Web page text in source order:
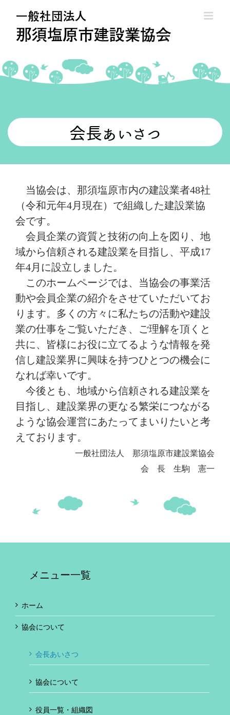
content
会長あいさつ
当協会は、那須塩原市内の建設業者48社
（令和元年4月現在）で組織した建設業協
会です。
会員企業の資質と技術の向上を図り、地
域から信頼される建設業を目指し、平成17
年4月に設立しました。
このホームページでは、当協会の事業活
動や会員企業の紹介をさせていただいてお
ります。多くの方々に私たちの活動や建設
業の仕事をご覧いただき、ご理解を頂くと
共に、皆様にお役に立てるような情報を発
信し建設業界に興味を持つひとつの機会に
なれば幸いです。
今後とも、地域から信頼される建設業を
目指し、建設業界の更なる繁栄につながる
ような協会運営にあたってまいりたいと考
えております。
一般社団法人 那須塩原市建設業協会
会 長 生駒 憲一
メニュー一覧
ホーム
協会について
会長あいさつ
協会について
役員一覧・組織図